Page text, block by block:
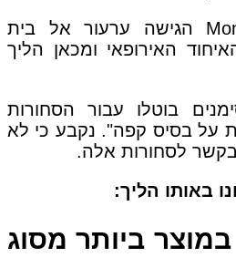
חברת Monster Energy הגישה ערעור אל בית
האירופאי ומכאן הליך
בוטלו עבור הסחורות
על בסיס קפה". נקבע כי לא
לסחורות אלה.
באותו הליך:
ביותר מסוג